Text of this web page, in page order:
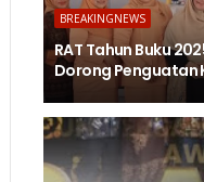
BREAKINGNEWS
RAT Tahun Buku
Dorong Penguatan